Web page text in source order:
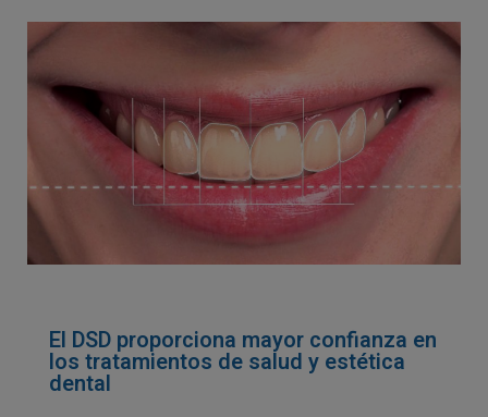
El DSD proporciona mayor confianza en
los tratamientos de salud y estética
dental